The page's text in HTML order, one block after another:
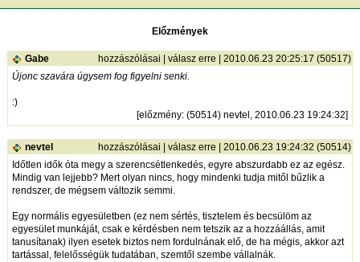
Előzmények
Gabe hozzászólásai válasz erre | 2010.06.23 20:25:17 (50517)
Újonc szavára úgysem fog figyelni senki.
:)
[előzmény: (50514) nevtel, 2010.06.23 19:24:32]
nevtel hozzászólásai válasz erre | 2010.06.23 19:24:32 (50514)
Időtlen idők óta megy a szerencsétlenkedés, egyre abszurdabb ez az egész.
Mindig van lejjebb? Mert olyan nincs, hogy mindenki tudja mitől bűzlik a
rendszer, de mégsem változik semmi.
Egy normális egyesületben (ez nem sértés, tisztelem és becsülöm az
egyesület munkáját, csak e kérdésben nem tetszik az a hozzáállás, amit
tanusítanak) ilyen esetek biztos nem fordulnának elő, de ha mégis, akkor azt
tartással, felelősségük tudatában, szemtől szembe vállalnák.